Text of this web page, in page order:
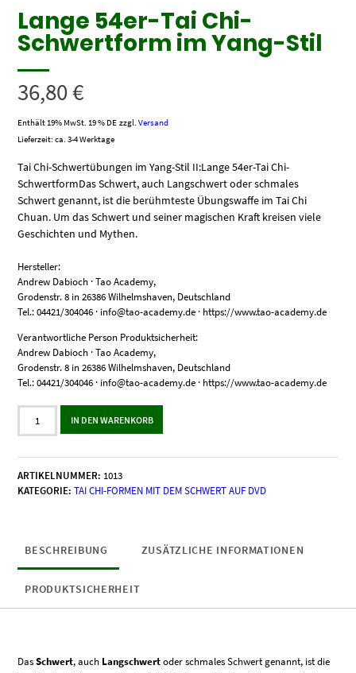
Lange 54er-Tai Chi-
Schwertform im Yang-Stil
36,80€
Enthält 19% MwSt. 19 % DE zzgl.Versand
Lieferzeit: ca. 3-4 Werktage
Tai Chi-Schwertübungen im Yang-Stil II:Lange 54er-Tai Chi-
SchwertformDas Schwert, auch Langschwert oder schmales
Schwert genannt, ist die berühmteste Übungswaffe im Tai Chi
Chuan. Um das Schwert und seiner magischen Kraft kreisen viele
Geschichten und Mythen.
Hersteller:
Andrew Dabioch · Tao Academy,
Grodenstr. 8 in 26386 Wilhelmshaven, Deutschland
Tel.: 04421/304046 · info@tao-academy.de · https://www.tao-academy.de
Verantwortliche Person Produktsicherheit:
Andrew Dabioch · Tao Academy,
Grodenstr. 8 in 26386 Wilhelmshaven, Deutschland
Tel.: 04421/304046 · info@tao-academy.de · https://www.tao-academy.de
Lange
54er-
Chi-
Schwertform
im
IN DEN WARENKORB
ARTIKELNUMMER: 1013
KATEGORIE: TAI CHI-FORMEN MIT DEM SCHWERT AUF DVD
BESCHREIBUNG ZUSÄTZLICHE INFORMATIONEN
PRODUKTSICHERHEIT
DasSchwert, auch Langschwertoder schmales Schwert genannt, ist die